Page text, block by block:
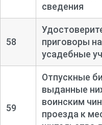
сведения
58
приговоры на
усадебные
59
Отпускные
выданные
воинским
проезда к